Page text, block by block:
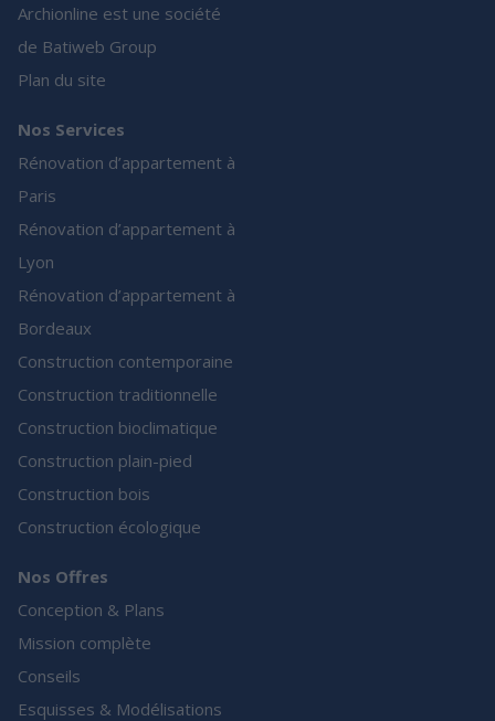
Archionline est une société
de Batiweb Group
Plan du site
Nos Services
Rénovation d’appartement à
Paris
Rénovation d’appartement à
Lyon
Rénovation d’appartement à
Bordeaux
Construction contemporaine
Construction traditionnelle
Construction bioclimatique
Construction plain-pied
Construction bois
Construction écologique
Nos Offres
Conception & Plans
Mission complète
Conseils
Esquisses & Modélisations